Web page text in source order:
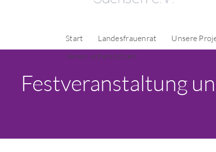
Start Landesfrauenrat Unsere
Verein unterstützen
Festveranstaltung